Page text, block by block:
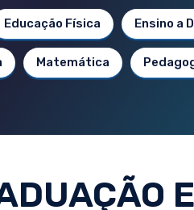
Educação Física Ensino a
Matemática